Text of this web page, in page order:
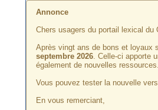
Annonce
Chers usagers du portail lexical du
Après vingt ans de bons et loyaux
septembre 2026. Celle-ci apporte
également de nouvelles ressources.
Vous pouvez tester la nouvelle
En vous remerciant,